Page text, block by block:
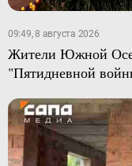
09:49, 8 августа 2026
Жители Южной
"Пятидневной